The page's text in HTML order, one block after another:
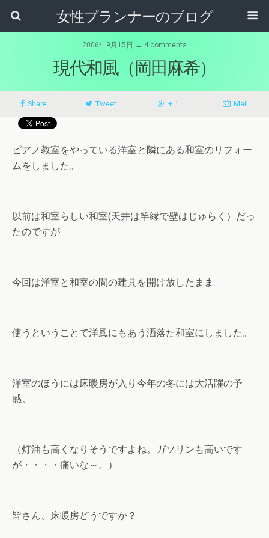
女性プランナーのブログ
2006年9月15日 ↔ 4 comments
現代和風（岡田麻希）
Share Tweet + 1 Mail
ピアノ教室をやっている洋室と隣にある和室のリフォー
ムをしました。
以前は和室らしい和室(天井は竿縁で壁はじゅらく）だっ
たのですが
今回は洋室と和室の間の建具を開け放したまま
使うということで洋風にもあう洒落た和室にしました。
洋室のほうには床暖房が入り今年の冬には大活躍の予
感。
（灯油も高くなりそうですよね。ガソリンも高いです
が・・・・痛いな～。）
皆さん、床暖房どうですか？